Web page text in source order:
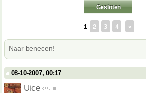
Gesloten
1 2 3 4 »
Naar beneden!
08-10-2007, 00:17
Uice